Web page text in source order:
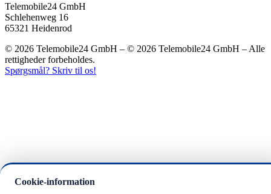
Telemobile24 GmbH
Schlehenweg 16
65321 Heidenrod
© 2026 Telemobile24 GmbH – © 2026 Telemobile24 GmbH – Alle
rettigheder forbeholdes.
Spørgsmål? Skriv til os!
Cookie-information